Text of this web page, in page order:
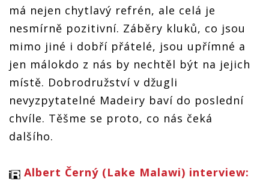
má nejen chytlavý refrén, ale celá je
nesmírně pozitivní. Záběry kluků, co jsou
mimo jiné i dobří přátelé, jsou upřímné a
jen málokdo z nás by nechtěl být na jejich
místě. Dobrodružství v džugli
nevyzpytatelné Madeiry baví do poslední
chvíle. Těšme se proto, co nás čeká
dalšího.
Albert Černý (Lake Malawi) interview: